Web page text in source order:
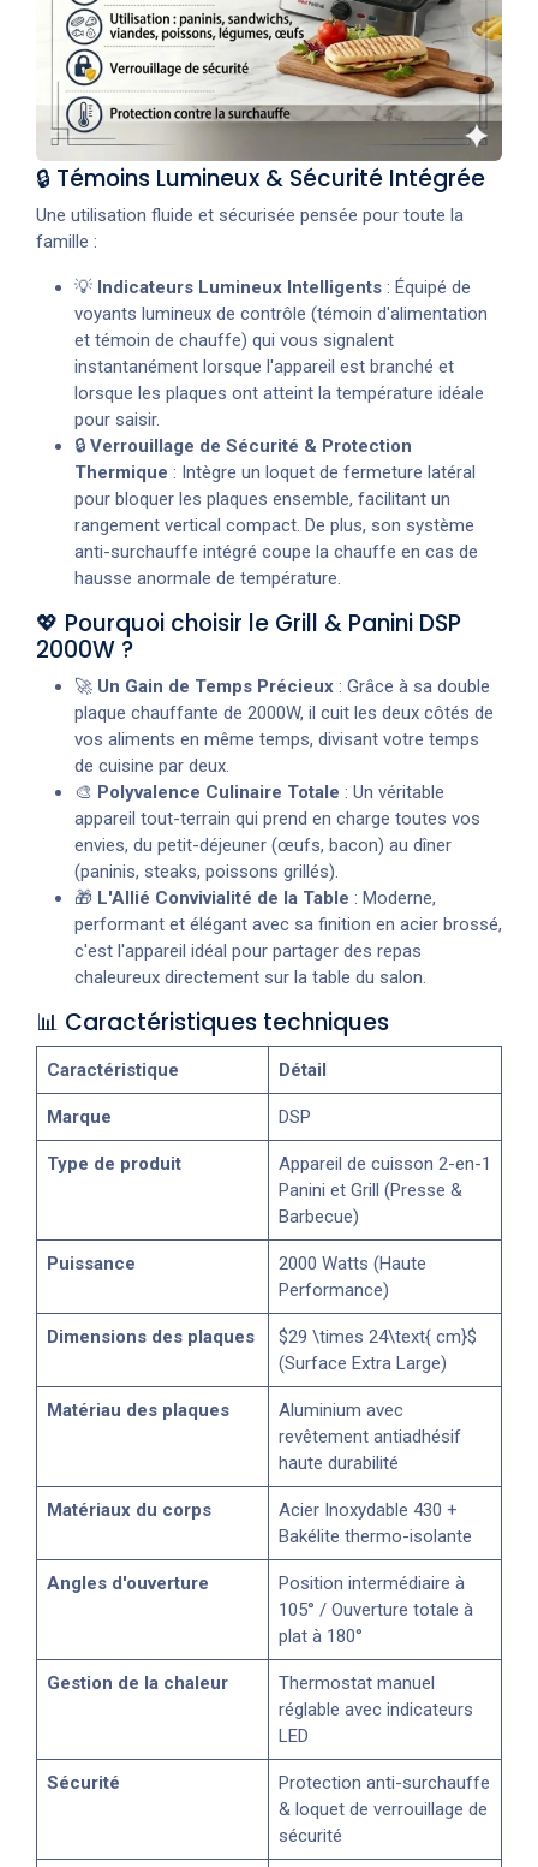
🔒 Témoins Lumineux & Sécurité Intégrée
Une utilisation fluide et sécurisée pensée pour toute la
famille :
💡 Indicateurs Lumineux Intelligents : Équipé de
voyants lumineux de contrôle (témoin d'alimentation
et témoin de chauffe) qui vous signalent
instantanément lorsque l'appareil est branché et
lorsque les plaques ont atteint la température idéale
pour saisir.
🔒 Verrouillage de Sécurité & Protection
Thermique : Intègre un loquet de fermeture latéral
pour bloquer les plaques ensemble, facilitant un
rangement vertical compact. De plus, son système
anti-surchauffe intégré coupe la chauffe en cas de
hausse anormale de température.
💖 Pourquoi choisir le Grill & Panini DSP
2000W ?
🚀 Un Gain de Temps Précieux : Grâce à sa double
plaque chauffante de 2000W, il cuit les deux côtés de
vos aliments en même temps, divisant votre temps
de cuisine par deux.
🎨 Polyvalence Culinaire Totale : Un véritable
appareil tout-terrain qui prend en charge toutes vos
envies, du petit-déjeuner (œufs, bacon) au dîner
(paninis, steaks, poissons grillés).
🎁 L'Allié Convivialité de la Table : Moderne,
performant et élégant avec sa finition en acier brossé,
c'est l'appareil idéal pour partager des repas
chaleureux directement sur la table du salon.
📊 Caractéristiques techniques
Caractéristique Détail
Marque DSP
Type de produit
Appareil de cuisson 2-en-1
Panini et Grill (Presse &
Barbecue)
Puissance
2000 Watts (Haute
Performance)
Dimensions des plaques
$29 \times 24\text{ cm}$
(Surface Extra Large)
Matériau des plaques
Aluminium avec
revêtement antiadhésif
haute durabilité
Matériaux du corps
Acier Inoxydable 430 +
Bakélite thermo-isolante
Angles d'ouverture
Position intermédiaire à
105° / Ouverture totale à
plat à 180°
Gestion de la chaleur
Thermostat manuel
réglable avec indicateurs
LED
Sécurité
Protection anti-surchauffe
& loquet de verrouillage de
sécurité